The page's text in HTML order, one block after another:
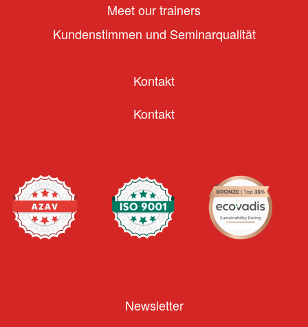
Meet our trainers
Kundenstimmen und Seminarqualität
Kontakt
Kontakt
Newsletter